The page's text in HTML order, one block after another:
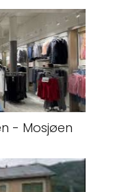
- Mosjøen